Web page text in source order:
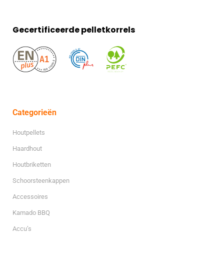
Gecertificeerde pelletkorrels
Categorieën
Houtpellets
Haardhout
Houtbriketten
Schoorsteenkappen
Accessoires
Kamado BBQ
Accu’s